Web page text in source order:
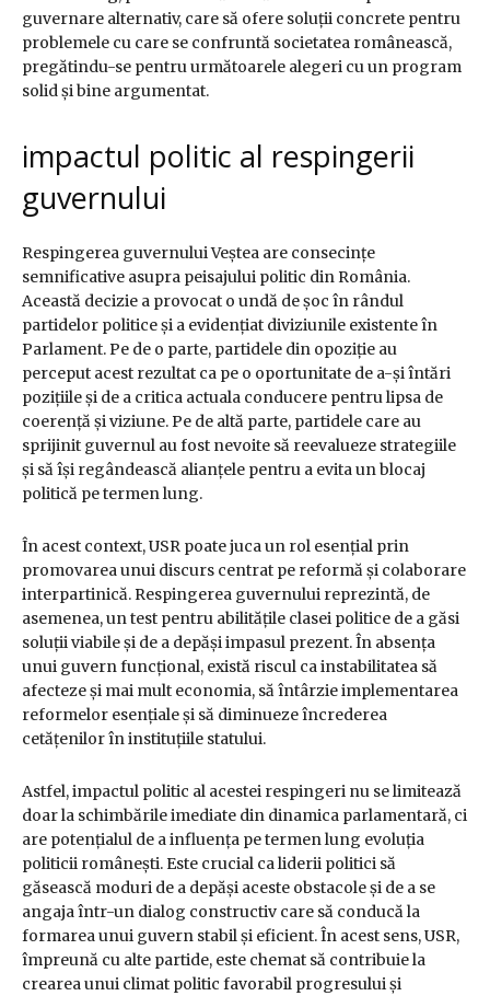
guvernare alternativ, care să ofere soluții concrete pentru
problemele cu care se confruntă societatea românească,
pregătindu-se pentru următoarele alegeri cu un program
solid și bine argumentat.
impactul politic al respingerii
guvernului
Respingerea guvernului Veștea are consecințe
semnificative asupra peisajului politic din România.
Această decizie a provocat o undă de șoc în rândul
partidelor politice și a evidențiat diviziunile existente în
Parlament. Pe de o parte, partidele din opoziție au
perceput acest rezultat ca pe o oportunitate de a-și întări
pozițiile și de a critica actuala conducere pentru lipsa de
coerență și viziune. Pe de altă parte, partidele care au
sprijinit guvernul au fost nevoite să reevalueze strategiile
și să își regândească alianțele pentru a evita un blocaj
politică pe termen lung.
În acest context, USR poate juca un rol esențial prin
promovarea unui discurs centrat pe reformă și colaborare
interpartinică. Respingerea guvernului reprezintă, de
asemenea, un test pentru abilitățile clasei politice de a găsi
soluții viabile și de a depăși impasul prezent. În absența
unui guvern funcțional, există riscul ca instabilitatea să
afecteze și mai mult economia, să întârzie implementarea
reformelor esențiale și să diminueze încrederea
cetățenilor în instituțiile statului.
Astfel, impactul politic al acestei respingeri nu se limitează
doar la schimbările imediate din dinamica parlamentară, ci
are potențialul de a influența pe termen lung evoluția
politicii românești. Este crucial ca liderii politici să
găsească moduri de a depăși aceste obstacole și de a se
angaja într-un dialog constructiv care să conducă la
formarea unui guvern stabil și eficient. În acest sens, USR,
împreună cu alte partide, este chemat să contribuie la
crearea unui climat politic favorabil progresului și